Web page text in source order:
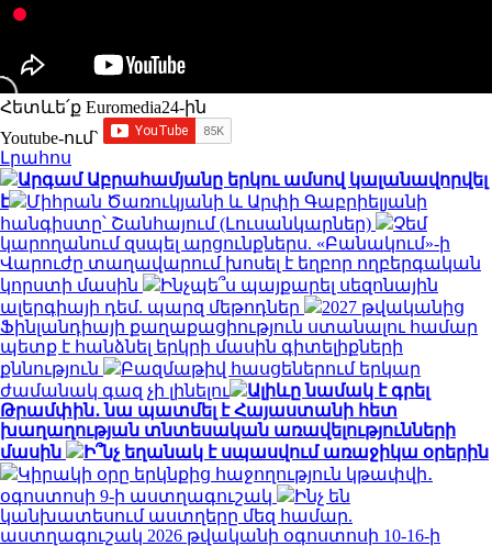
Հետևե՛ք Euromedia24-ին
Youtube-ում`
Լրահոս
Արգամ Աբրահամյանը երկու ամսով կալանավորվել
է
Միհրան Ծառուկյանի և Արփի Գաբրիելյանի
հանգիստը՝ Շանհայում (Լուսանկարներ)
Չեմ
կարողանում զսպել արցունքներս. «Բանակում»-ի
Վարուժը տաղավարում խոսել է եղբոր ողբերգական
կորստի մասին
Ինչպե՞ս պայքարել սեզոնային
ալերգիայի դեմ. պարզ մեթոդներ
2027 թվականից
Ֆինլանդիայի քաղաքացիություն ստանալու համար
պետք է հանձնել երկրի մասին գիտելիքների
քննություն
Բազմաթիվ հասցեներում երկար
ժամանակ գազ չի լինելու
Ալիևը նամակ է գրել
Թրամփին․ նա պատմել է Հայաստանի հետ
խաղաղության տնտեսական առավելությունների
մասին
Ի՞նչ եղանակ է սպասվում առաջիկա օրերին
Կիրակի օրը երկնքից հաջողություն կթափվի․
օգոստոսի 9-ի աստղագուշակ
Ինչ են
կանխատեսում աստղերը մեզ համար.
աստղագուշակ 2026 թվականի օգոստոսի 10-16-ի